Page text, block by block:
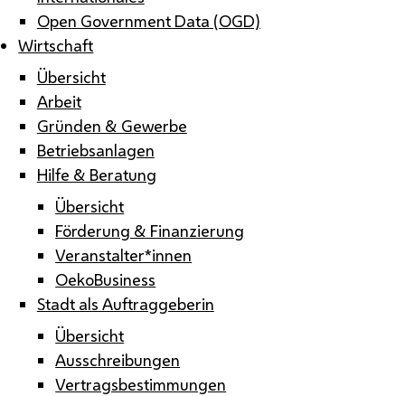
Open Government Data (OGD)
Wirtschaft
Übersicht
Arbeit
Gründen & Gewerbe
Betriebsanlagen
Hilfe & Beratung
Übersicht
Förderung & Finanzierung
Veranstalter*innen
OekoBusiness
Stadt als Auftraggeberin
Übersicht
Ausschreibungen
Vertragsbestimmungen